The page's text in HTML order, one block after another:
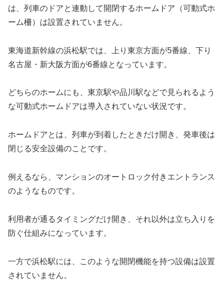
は、列車のドアと連動して開閉するホームドア（可動式ホ
ーム柵）は設置されていません。
東海道新幹線の浜松駅では、上り東京方面が5番線、下り
名古屋・新大阪方面が6番線となっています。
どちらのホームにも、東京駅や品川駅などで見られるよう
な可動式ホームドアは導入されていない状況です。
ホームドアとは、列車が到着したときだけ開き、発車後は
閉じる安全設備のことです。
例えるなら、マンションのオートロック付きエントランス
のようなものです。
利用者が通るタイミングだけ開き、それ以外は立ち入りを
防ぐ仕組みになっています。
一方で浜松駅には、このような開閉機能を持つ設備は設置
されていません。